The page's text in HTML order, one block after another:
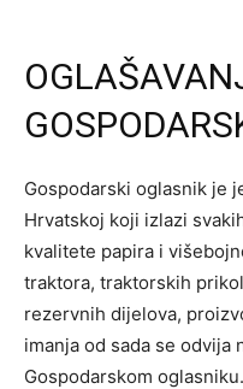
Gospodarski oglasnik je
Hrvatskoj koji izlazi
kvalitete papira i
traktora, traktorskih
rezervnih dijelova,
imanja od sada se odvija
Gospodarskom